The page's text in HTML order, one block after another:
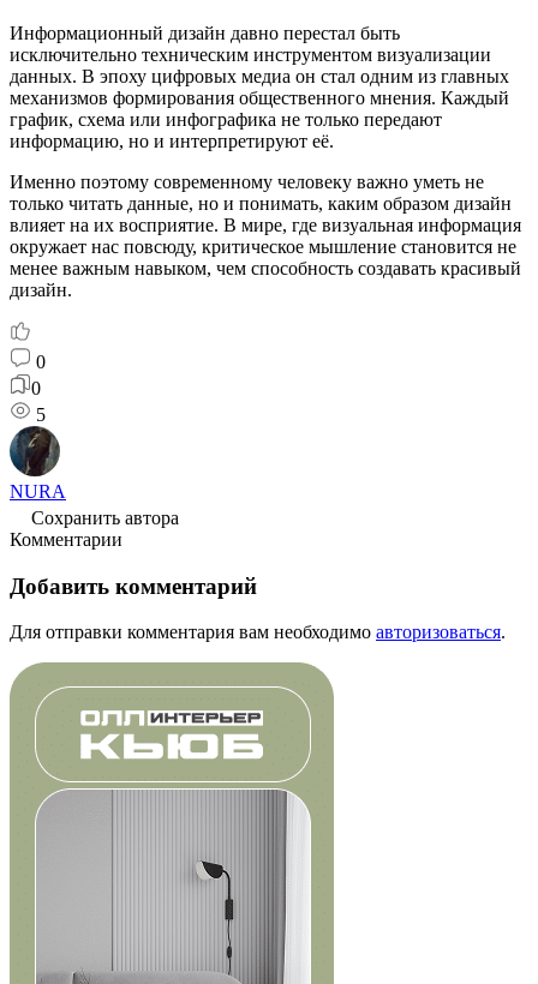
Информационный дизайн давно перестал быть
исключительно техническим инструментом визуализации
данных. В эпоху цифровых медиа он стал одним из главных
механизмов формирования общественного мнения. Каждый
график, схема или инфографика не только передают
информацию, но и интерпретируют её.
Именно поэтому современному человеку важно уметь не
только читать данные, но и понимать, каким образом дизайн
влияет на их восприятие. В мире, где визуальная информация
окружает нас повсюду, критическое мышление становится не
менее важным навыком, чем способность создавать красивый
дизайн.
0
0
5
NURA
Сохранить автора
Комментарии
Добавить комментарий
Для отправки комментария вам необходимо авторизоваться.